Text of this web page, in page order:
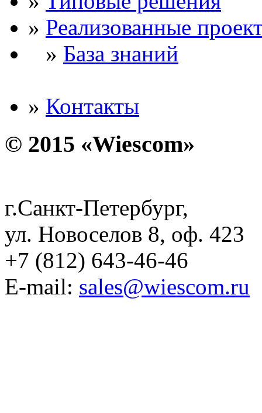
» Реализованные
» База знаний
» Контакты
© 2015 «Wiescom»
г.Санкт-Петербург,
ул. Новоселов 8, оф. 423
+7 (812) 643-46-46
E-mail: sales@wiescom.ru